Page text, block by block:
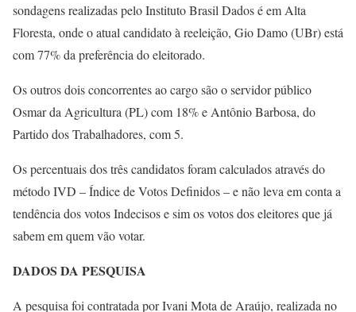
sondagens realizadas pelo Instituto Brasil Dados é em Alta
Floresta, onde o atual candidato à reeleição, Gio Damo (UBr) está
com 77% da preferência do eleitorado.
Os outros dois concorrentes ao cargo são o servidor público
Osmar da Agricultura (PL) com 18% e Antônio Barbosa, do
Partido dos Trabalhadores, com 5.
Os percentuais dos três candidatos foram calculados através do
método IVD – Índice de Votos Definidos – e não leva em conta a
tendência dos votos Indecisos e sim os votos dos eleitores que já
sabem em quem vão votar.
DADOS DA PESQUISA
A pesquisa foi contratada por Ivani Mota de Araújo, realizada no